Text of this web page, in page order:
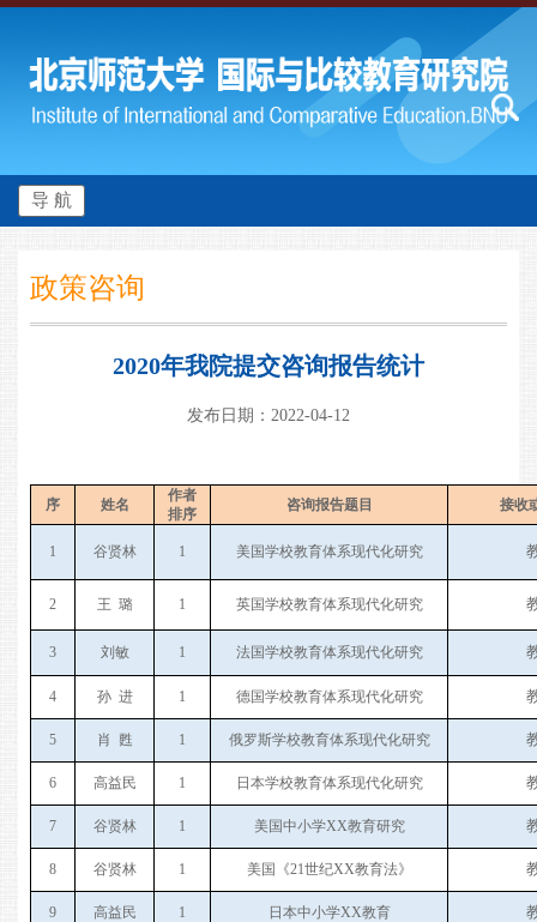
导 航
政策咨询
2020年我院提交咨询报告统计
发布日期：2022-04-12
序 姓名
作者
排序
咨询报告题目 接收
1 谷贤林 1 美国学校教育体系现代化研究
2 王 璐 1 英国学校教育体系现代化研究
3 刘敏 1 法国学校教育体系现代化研究
4 孙 进 1 德国学校教育体系现代化研究
5 肖 甦 1 俄罗斯学校教育体系现代化研究
6 高益民 1 日本学校教育体系现代化研究
7 谷贤林 1 美国中小学XX教育研究
8 谷贤林 1 美国《21世纪XX教育法》
9 高益民 1 日本中小学XX教育